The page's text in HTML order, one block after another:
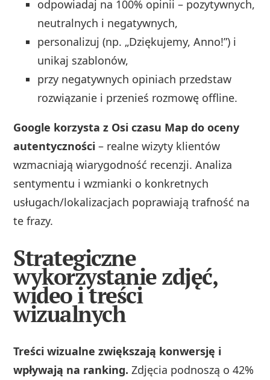
odpowiadaj na 100% opinii – pozytywnych,
neutralnych i negatywnych,
personalizuj (np. „Dziękujemy, Anno!”) i
unikaj szablonów,
przy negatywnych opiniach przedstaw
rozwiązanie i przenieś rozmowę offline.
Google korzysta z Osi czasu Map do oceny
autentyczności – realne wizyty klientów
wzmacniają wiarygodność recenzji. Analiza
sentymentu i wzmianki o konkretnych
usługach/lokalizacjach poprawiają trafność na
te frazy.
Strategiczne
wykorzystanie zdjęć,
wideo i treści
wizualnych
Treści wizualne zwiększają konwersję i
wpływają na ranking. Zdjęcia podnoszą o 42%